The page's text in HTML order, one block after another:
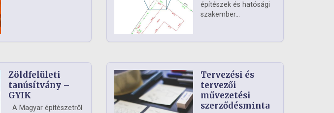
építészek és hatósági
szakember...
Zöldfelületi
tanúsítvány –
GYIK
A Magyar építészetről
Tervezési és
tervezői
művezetési
szerződésminta